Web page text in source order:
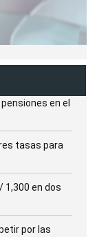
en el
tasas para
1,300 en dos
por las